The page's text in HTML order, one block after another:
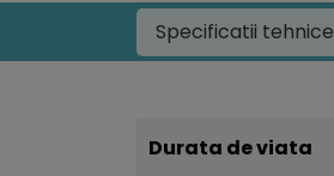
Specificatii tehnice
Durata de viata